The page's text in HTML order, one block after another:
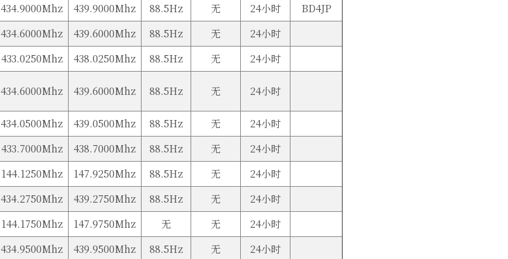
434.9000Mhz 439.9000Mhz 88.5Hz 无 24小时
BD4JP
434.6000Mhz 439.6000Mhz 88.5Hz 无
24小时
433.0250Mhz 438.0250Mhz 88.5Hz 无 24小时
434.6000Mhz 439.6000Mhz 88.5Hz 无 24小时
434.0500Mhz 439.0500Mhz 88.5Hz 无
24小时
433.7000Mhz 438.7000Mhz 88.5Hz 无
24小时
144.1250Mhz 147.9250Mhz 88.5Hz 无
24小时
434.2750Mhz 439.2750Mhz 88.5Hz 无
24小时
144.1750Mhz 147.9750Mhz 无 无
24小时
434.9500Mhz 439.9500Mhz 88.5Hz 无
24小时